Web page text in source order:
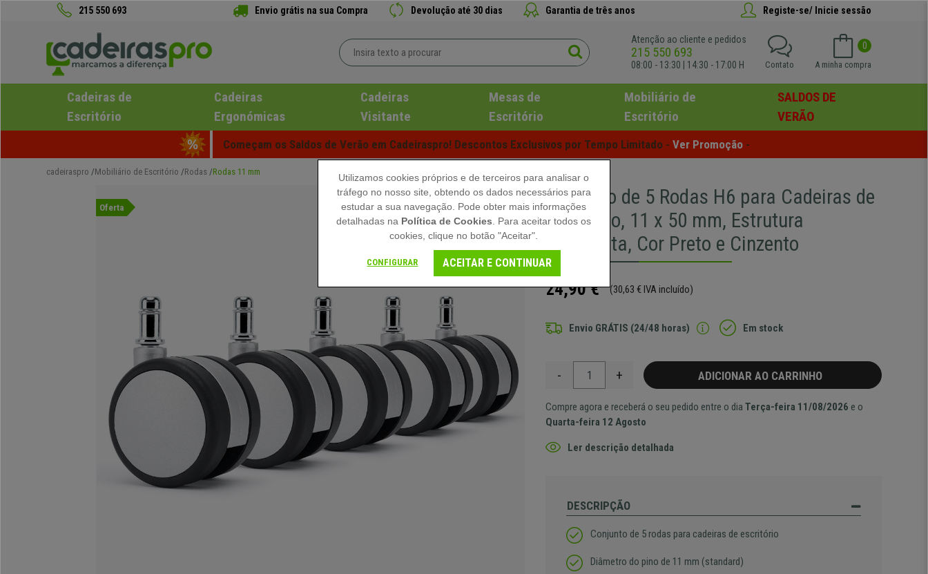
215 550 693 Envio grátis na sua Compra Devolução até 30 dias Garantia de três anos Registe-se/ Inicie sessão
Atenção ao cliente e pedidos
215 550 693
08:00 - 13:30 | 14:30 - 17:00 H
0
A minha compra
Contato
Cadeiras de
Escritório
Cadeiras
Ergonómicas
Cadeiras
Visitante
Mesas de
Escritório
Mobiliário de
Escritório
SALDOS DE
VERÃO
Começam os Saldos de Verão em Cadeiraspro! Descontos Exclusivos por Tempo Limitado - Ver Promoção -
cadeiraspro Mobiliário de Escritório Rodas Rodas 11 mm
Oferta
Conjunto de 5 Rodas H6 para Cadeiras de
Escritório, 11 x 50 mm, Estrutura
Compacta, Cor Preto e Cinzento
24,90 € (30,63 € IVA incluído)
Envio GRÁTIS (24/48 horas) Em stock
- + ADICIONAR AO CARRINHO
Compre agora e receberá o seu pedido entre o diaTerça-feira 11/08/2026 e o
Quarta-feira 12 Agosto
Ler descrição detalhada
DESCRIPÇÃO
Conjunto de 5 rodas para cadeiras de escritório
Diâmetro do pino de 11 mm (standard)
Utilizamos cookies próprios e de terceiros para analisar o
tráfego no nosso site, obtendo os dados necessários para
estudar a sua navegação. Pode obter mais informações
detalhadas na Política de Cookies . Para aceitar todos os
cookies, clique no botão "Aceitar".
CONFIGURAR ACEITAR E CONTINUAR